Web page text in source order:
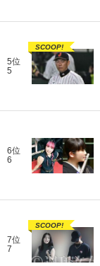
5位
5
SCOOP!
6位
6
7位
7
SCOOP!